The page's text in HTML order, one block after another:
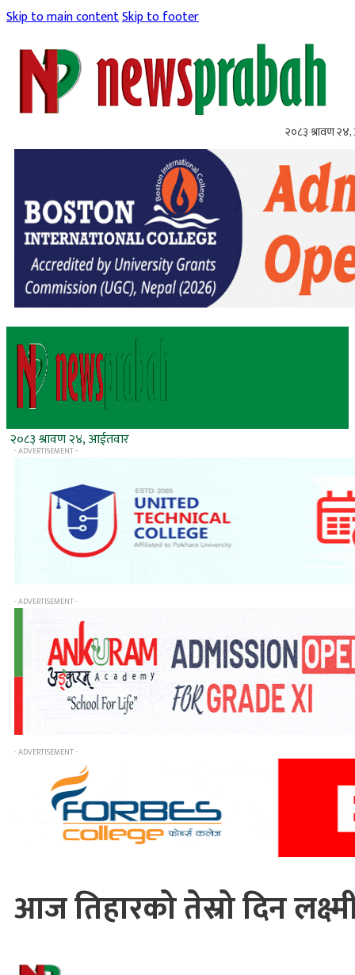
Skip to main contentSkip to footer
२०८३ श्रावण
२०८३ श्रावण २४, आईतवार
- ADVERTISEMENT -
- ADVERTISEMENT -
- ADVERTISEMENT -
आज तिहारको तेस्रो दिन